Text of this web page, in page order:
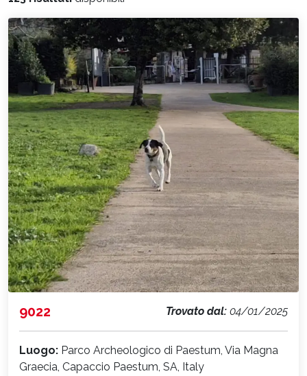
9022 Trovato dal: 04/01/2025
Luogo: Parco Archeologico di Paestum, Via Magna
Graecia, Capaccio Paestum, SA, Italy